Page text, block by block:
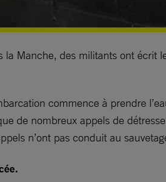
Manche, des militants ont
commence à prendre
de nombreux appels de
n’ont pas conduit au